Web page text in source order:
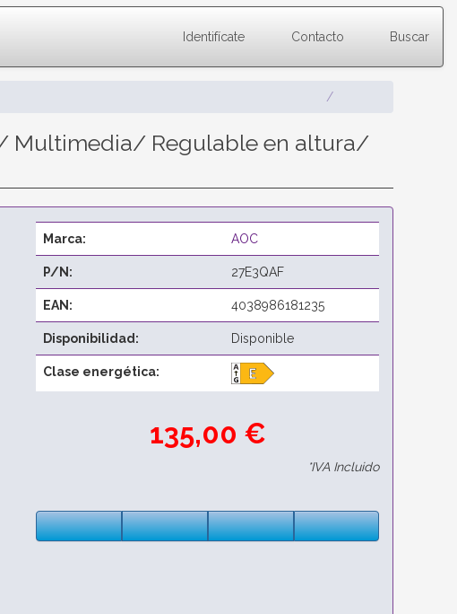
Identifícate Contacto Buscar
Multimedia/ Regulable en altura/
Marca: AOC
P/N: 27E3QAF
EAN: 4038986181235
Disponibilidad: Disponible
Clase energética:
135,00 €
*IVA Incluido